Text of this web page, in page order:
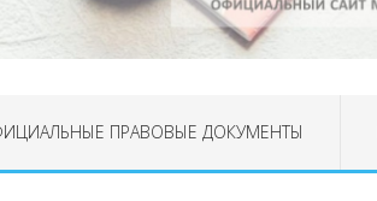
ПРАВОВЫЕ ДОКУМЕНТЫ